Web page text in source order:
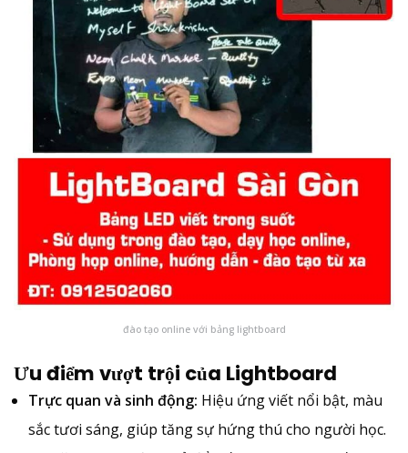
đào tạo online với bảng lightboard
Ưu điểm vượt trội của Lightboard
Trực quan và sinh động: Hiệu ứng viết nổi bật, màu
sắc tươi sáng, giúp tăng sự hứng thú cho người học.